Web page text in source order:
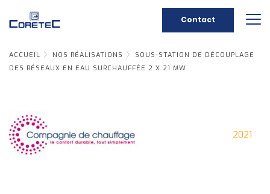
Contact
ACCUEIL NOS RÉALISATIONS
SOUS-STATION DE DÉCOUPLAGE
DES RÉSEAUX EN EAU SURCHAUFFÉE 2 X 21 MW
2021